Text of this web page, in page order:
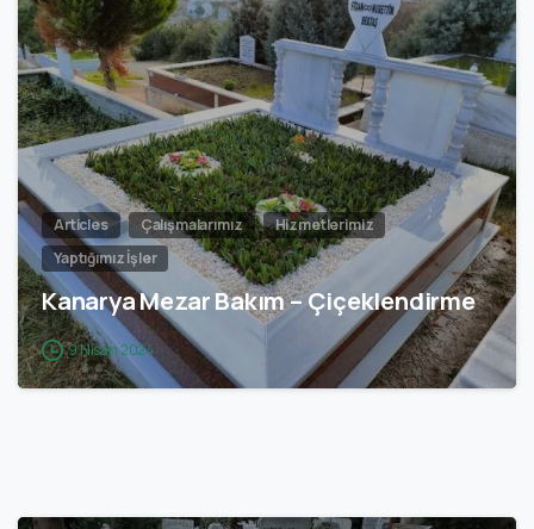
0
Articles Çalışmalarımız
Hizmetlerimiz
Yaptığımız İşler
Kanarya Mezar Bakım – Çiçeklendirme
9 Nisan 2024